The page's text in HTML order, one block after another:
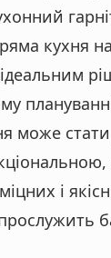
кухня на
може
і